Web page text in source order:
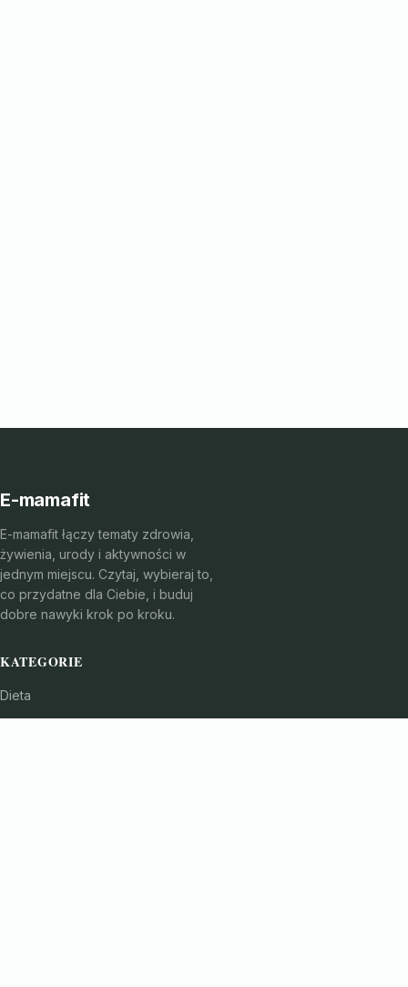
E-mamafit
E-mamafit łączy tematy zdrowia,
żywienia, urody i aktywności w
jednym miejscu. Czytaj, wybieraj to,
co przydatne dla Ciebie, i buduj
dobre nawyki krok po kroku.
KATEGORIE
Dieta